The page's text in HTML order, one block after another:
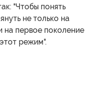
"Чтобы понять
не только на
на первое поколение
режим".